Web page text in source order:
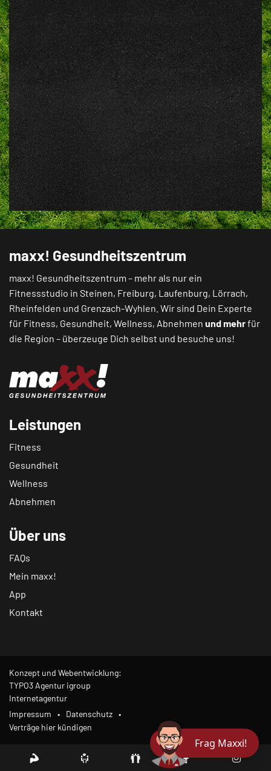
maxx! Gesundheitszentrum
maxx! Gesundheitszentrum – mehr als nur ein
Fitnessstudio in Steinen, Freiburg, Laufenburg, Lörrach,
Rheinfelden und Grenzach-Wyhlen . Wir sind Dein Experte
für Fitness, Gesundheit, Wellness, Abnehmen und mehrfür
die Region – überzeuge Dich selbst und besuche uns!
Leistungen
Fitness
Gesundheit
Wellness
Abnehmen
Über uns
FAQs
Mein maxx!
App
Kontakt
Konzept und Webentwicklung:
TYPO3 Agentur igroup
Internetagentur
Impressum
Datenschutz
Verträge hier kündigen
Frag Maxxi!